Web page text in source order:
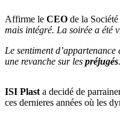
Affirme le CEO de la
mais intégré. La soirée a été
Le sentiment d’appartenance
une revanche sur les préjugés
ISI Plast a decidé de
ces dernieres années où les